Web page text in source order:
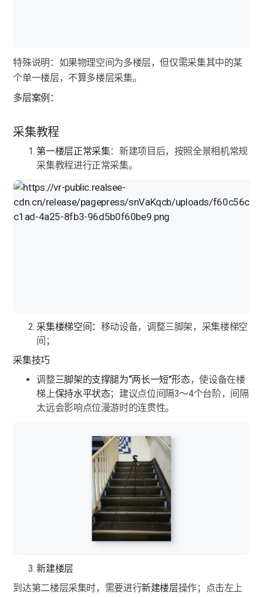
全景相机固件升级如何操作？
特殊说明：如果物理空间为多楼层，但仅需采集其中的某
个单一楼层，不算多楼层采集。
多层案例：
采集教程
第一楼层正常采集：新建项目后，按照全景相机常规
采集教程进行正常采集。
采集楼梯空间： 移动设备，调整三脚架，采集楼梯空
间；
采集技巧
调整三脚架的支撑腿为“两长一短”形态，使设备在楼
梯上保持水平状态；建议点位间隔3～4个台阶，间隔
太远会影响点位漫游时的连贯性。
新建楼层
到达第二楼层采集时，需要进行新建楼层操作；点击左上